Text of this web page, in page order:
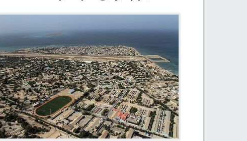
هشدار سطح نارنجی در استان بوشهر صادر شد